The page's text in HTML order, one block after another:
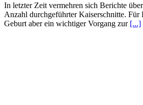
In letzter Zeit vermehren sich Berichte
Anzahl durchgeführter Kaiserschnitte. Für
Geburt aber ein wichtiger Vorgang zur [...]